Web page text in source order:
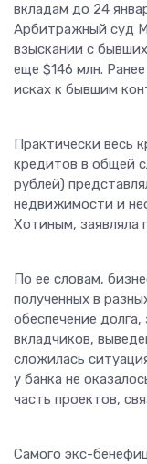
вкладам до 24
Арбитражный суд
взыскании с
еще $146 млн.
исках к бывшим
Практически весь
кредитов в общей
рублей)
недвижимости и
Хотиным, заявляла
По ее словам,
полученных в
обеспечение
вкладчиков,
сложилась
у банка не
часть проектов,
Самого экс-